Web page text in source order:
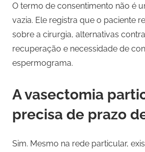
O termo de consentimento não é
vazia. Ele registra que o paciente
sobre a cirurgia, alternativas
recuperação e necessidade de
espermograma.
A vasectomia
precisa de prazo
Sim. Mesmo na rede particular,